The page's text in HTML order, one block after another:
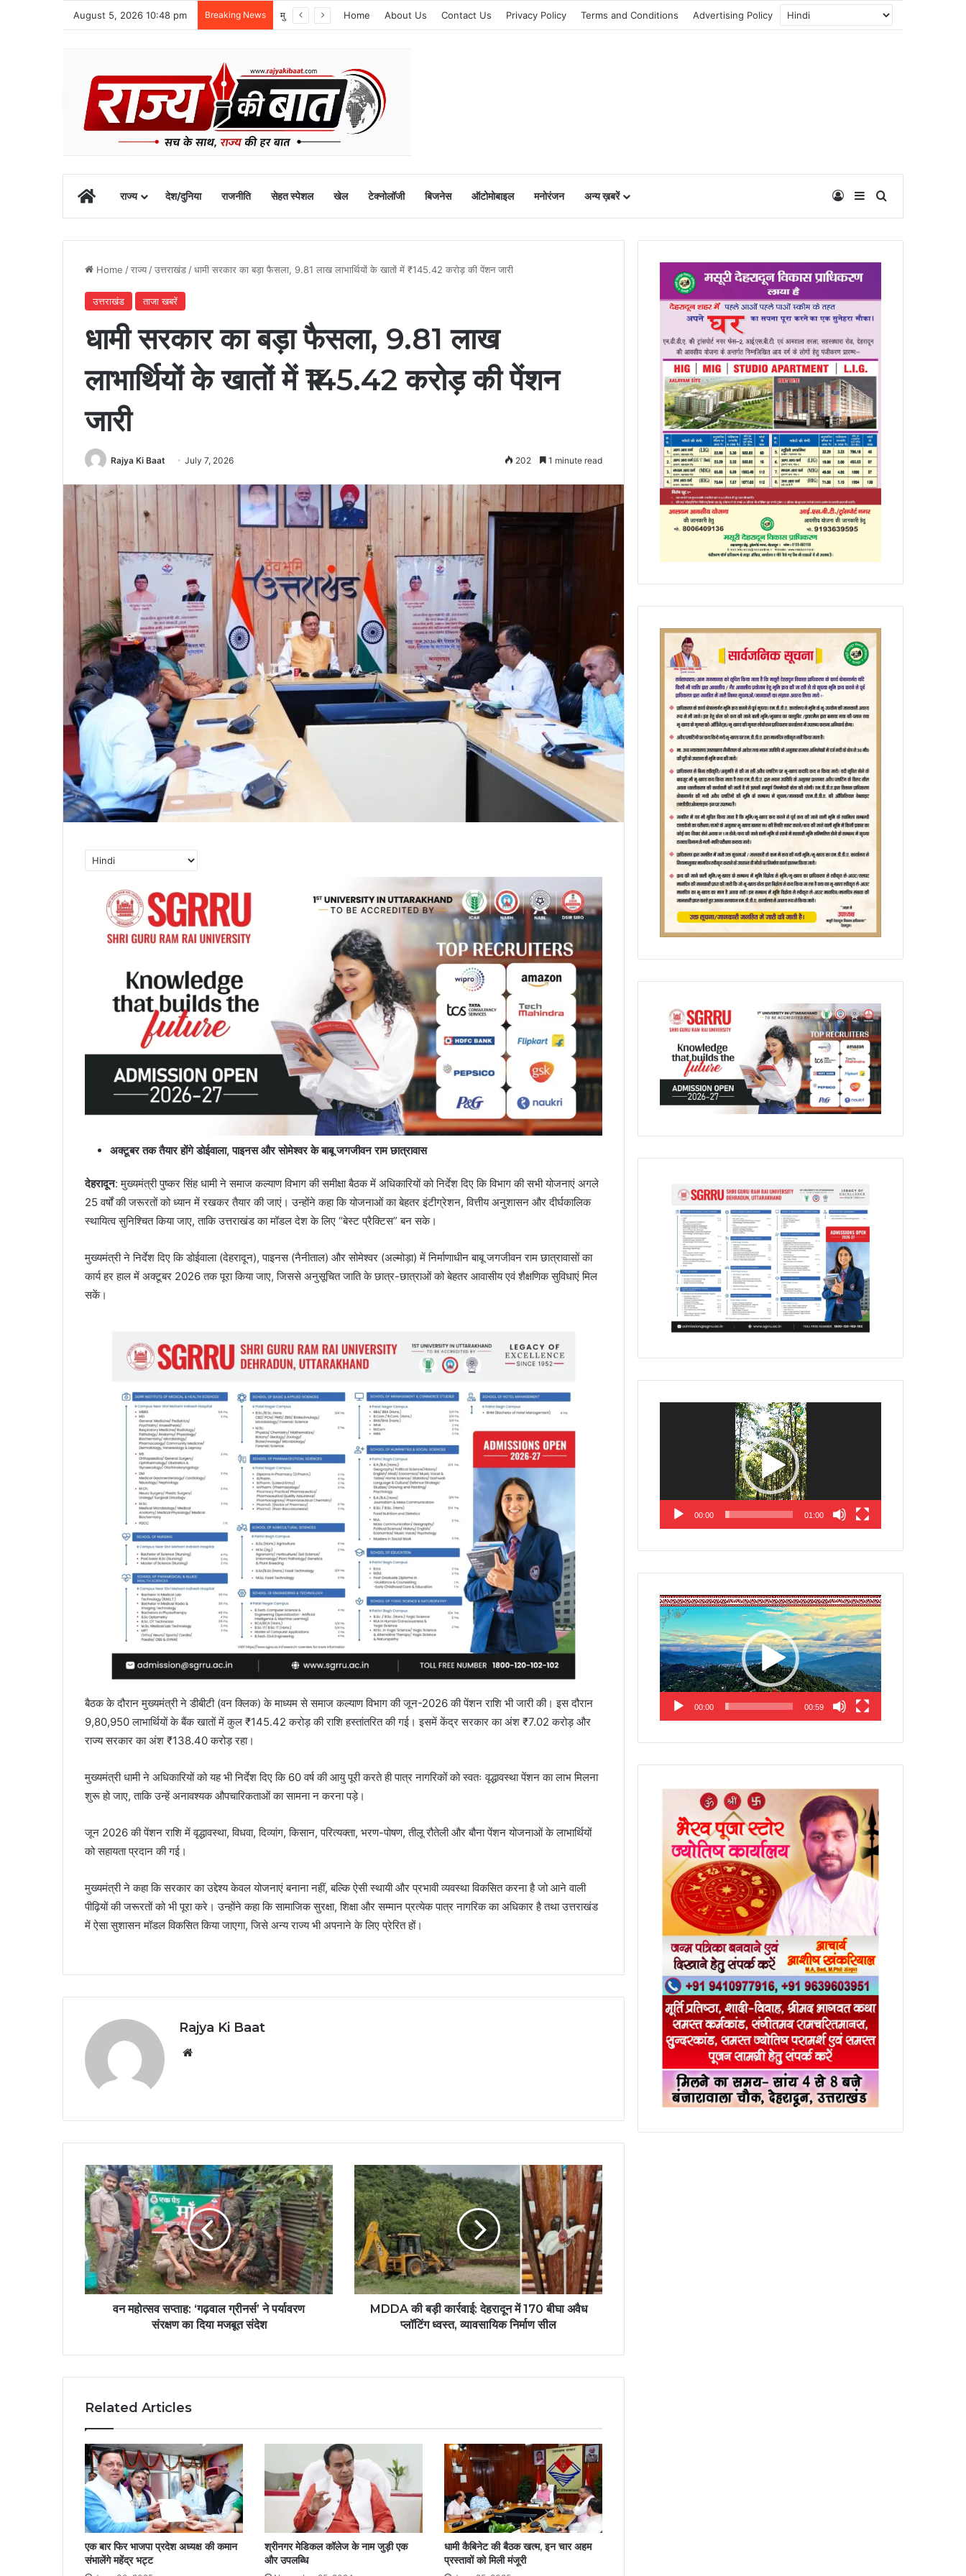
August 5, 2026 10:48 pm Breaking News Home About Us Contact Us Privacy Policy Terms and Conditions Advertising Policy
Homeराज्य देश/दुनिया राजनीति सेहत स्पेशल खेल टेक्नोलॉजी बिजनेस ऑटोमोबाइल मनोरंजन अन्य ख़बरें Log InSidebar
Home /राज्य /उत्तराखंड /धामी सरकार का बड़ा फैसला, 9.81 लाख लाभार्थियों के खातों में ₹145.42 करोड़ की पेंशन जारी
उत्तराखंड ताजा खबरें
धामी सरकार का बड़ा फैसला, 9.81 लाख
लाभार्थियों के खातों में ₹145.42 करोड़ की पेंशन
जारी
Rajya Ki Baat July 7, 2026 202 1 minute read
अक्टूबर तक तैयार होंगे डोईवाला, पाइनस और सोमेश्वर के बाबू जगजीवन राम छात्रावास
देहरादून: मुख्यमंत्री पुष्कर सिंह धामी ने समाज कल्याण विभाग की समीक्षा बैठक में अधिकारियों को निर्देश दिए कि विभाग की सभी योजनाएं अगले
25 वर्षों की जरूरतों को ध्यान में रखकर तैयार की जाएं। उन्होंने कहा कि योजनाओं का बेहतर इंटीग्रेशन, वित्तीय अनुशासन और दीर्घकालिक
स्थायित्व सुनिश्चित किया जाए, ताकि उत्तराखंड का मॉडल देश के लिए “बेस्ट प्रैक्टिस” बन सके।
मुख्यमंत्री ने निर्देश दिए कि डोईवाला (देहरादून), पाइनस (नैनीताल) और सोमेश्वर (अल्मोड़ा) में निर्माणाधीन बाबू जगजीवन राम छात्रावासों का
कार्य हर हाल में अक्टूबर 2026 तक पूरा किया जाए, जिससे अनुसूचित जाति के छात्र-छात्राओं को बेहतर आवासीय एवं शैक्षणिक सुविधाएं मिल
सकें।
बैठक के दौरान मुख्यमंत्री ने डीबीटी (वन क्लिक) के माध्यम से समाज कल्याण विभाग की जून-2026 की पेंशन राशि भी जारी की। इस दौरान
9,80,950 लाभार्थियों के बैंक खातों में कुल ₹145.42 करोड़ की राशि हस्तांतरित की गई। इसमें केंद्र सरकार का अंश ₹7.02 करोड़ और
राज्य सरकार का अंश ₹138.40 करोड़ रहा।
मुख्यमंत्री धामी ने अधिकारियों को यह भी निर्देश दिए कि 60 वर्ष की आयु पूरी करते ही पात्र नागरिकों को स्वतः वृद्धावस्था पेंशन का लाभ मिलना
शुरू हो जाए, ताकि उन्हें अनावश्यक औपचारिकताओं का सामना न करना पड़े।
जून 2026 की पेंशन राशि में वृद्धावस्था, विधवा, दिव्यांग, किसान, परित्यक्ता, भरण-पोषण, तीलू रौतेली और बौना पेंशन योजनाओं के लाभार्थियों
को सहायता प्रदान की गई।
मुख्यमंत्री ने कहा कि सरकार का उद्देश्य केवल योजनाएं बनाना नहीं, बल्कि ऐसी स्थायी और प्रभावी व्यवस्था विकसित करना है जो आने वाली
पीढ़ियों की जरूरतों को भी पूरा करे। उन्होंने कहा कि सामाजिक सुरक्षा, शिक्षा और सम्मान प्रत्येक पात्र नागरिक का अधिकार है तथा उत्तराखंड
में ऐसा सुशासन मॉडल विकसित किया जाएगा, जिसे अन्य राज्य भी अपनाने के लिए प्रेरित हों।
Rajya Ki Baat
वन महोत्सव सप्ताह: ‘गढ़वाल ग्रीनर्स’ ने पर्यावरण
संरक्षण का दिया मजबूत संदेश
MDDA की बड़ी कार्रवाई: देहरादून में 170 बीघा अवैध
प्लॉटिंग ध्वस्त, व्यावसायिक निर्माण सील
Related Articles
एक बार फिर भाजपा प्रदेश अध्यक्ष की कमान
संभालेंगे महेंद्र भट्ट
श्रीनगर मेडिकल कॉलेज के नाम जुड़ी एक
और उपलब्धि
धामी कैबिनेट की बैठक खत्म, इन चार अहम
प्रस्तावों को मिली मंजूरी
00:00 01:00
Video
Player
00:00 00:59